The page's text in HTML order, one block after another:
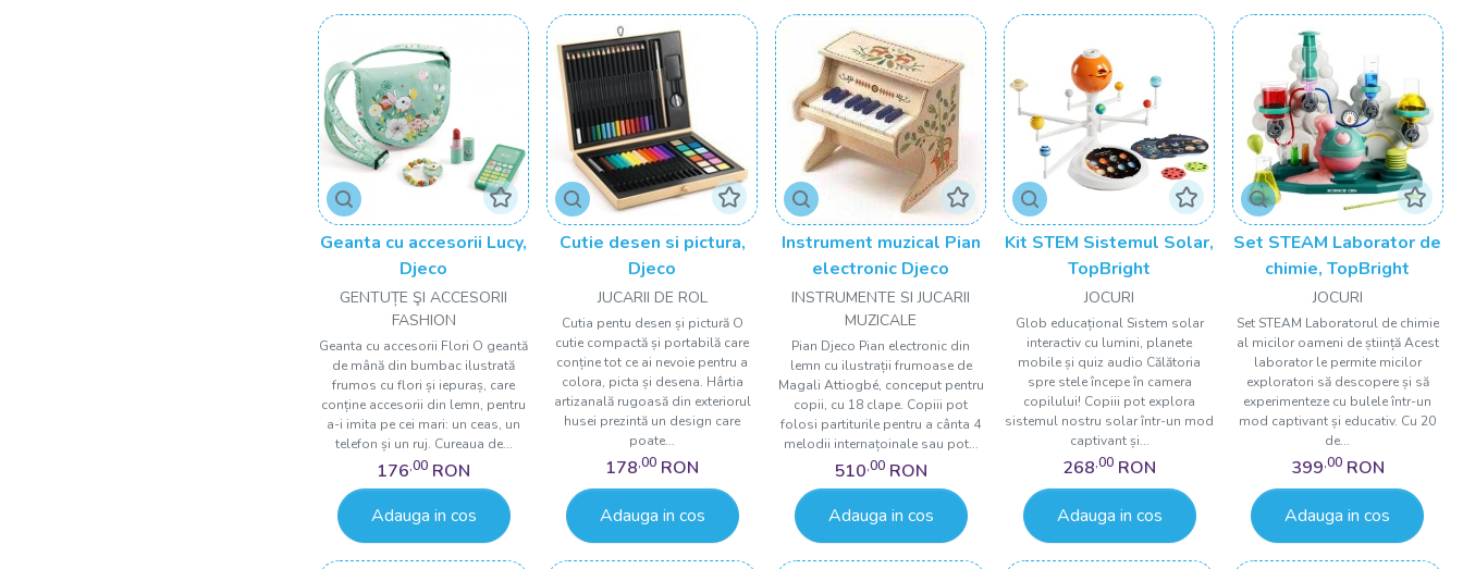
Geanta cu accesorii Lucy,
Djeco
GENTUȚE ŞI ACCESORII
FASHION
Geanta cu accesorii Flori O geantă
de mână din bumbac ilustrată
frumos cu flori și iepuraș, care
conține accesorii din lemn, pentru
a-i imita pe cei mari: un ceas, un
telefon și un ruj. Cureaua de...
176,00 RON
Adauga in cos
Cutie desen si pictura,
Djeco
JUCARII DE ROL
Cutia pentu desen și pictură O
cutie compactă și portabilă care
conține tot ce ai nevoie pentru a
colora, picta și desena. Hârtia
artizanală rugoasă din exteriorul
husei prezintă un design care
poate...
178,00 RON
Adauga in cos
Instrument muzical Pian
electronic Djeco
INSTRUMENTE SI JUCARII
MUZICALE
Pian Djeco Pian electronic din
lemn cu ilustrații frumoase de
Magali Attiogbé, conceput pentru
copii, cu 18 clape. Copiii pot
folosi partiturile pentru a cânta 4
melodii internațoinale sau pot...
510,00 RON
Adauga in cos
Kit STEM Sistemul Solar,
TopBright
JOCURI
Glob educațional Sistem solar
interactiv cu lumini, planete
mobile și quiz audio Călătoria
spre stele începe în camera
copilului! Copiii pot explora
sistemul nostru solar într-un mod
captivant și...
268,00 RON
Adauga in cos
Set STEAM Laborator de
chimie, TopBright
JOCURI
Set STEAM Laboratorul de chimie
al micilor oameni de știință Acest
laborator le permite micilor
exploratori să descopere și să
experimenteze cu bulele într-un
mod captivant și educativ. Cu 20
de...
399,00 RON
Adauga in cos